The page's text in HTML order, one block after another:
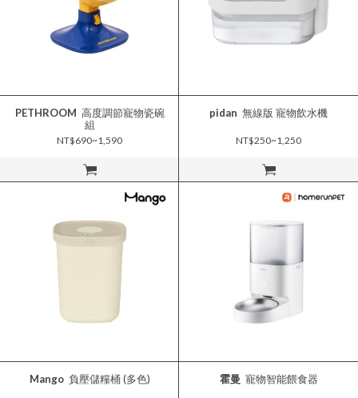
立即購買
PETHROOM
組
NT$690~1,590
立即購買
pidan 無線版 寵物飲水機
NT$250~1,250
Mango 負壓儲糧桶 (多色) 霍曼 寵物智能餵食器